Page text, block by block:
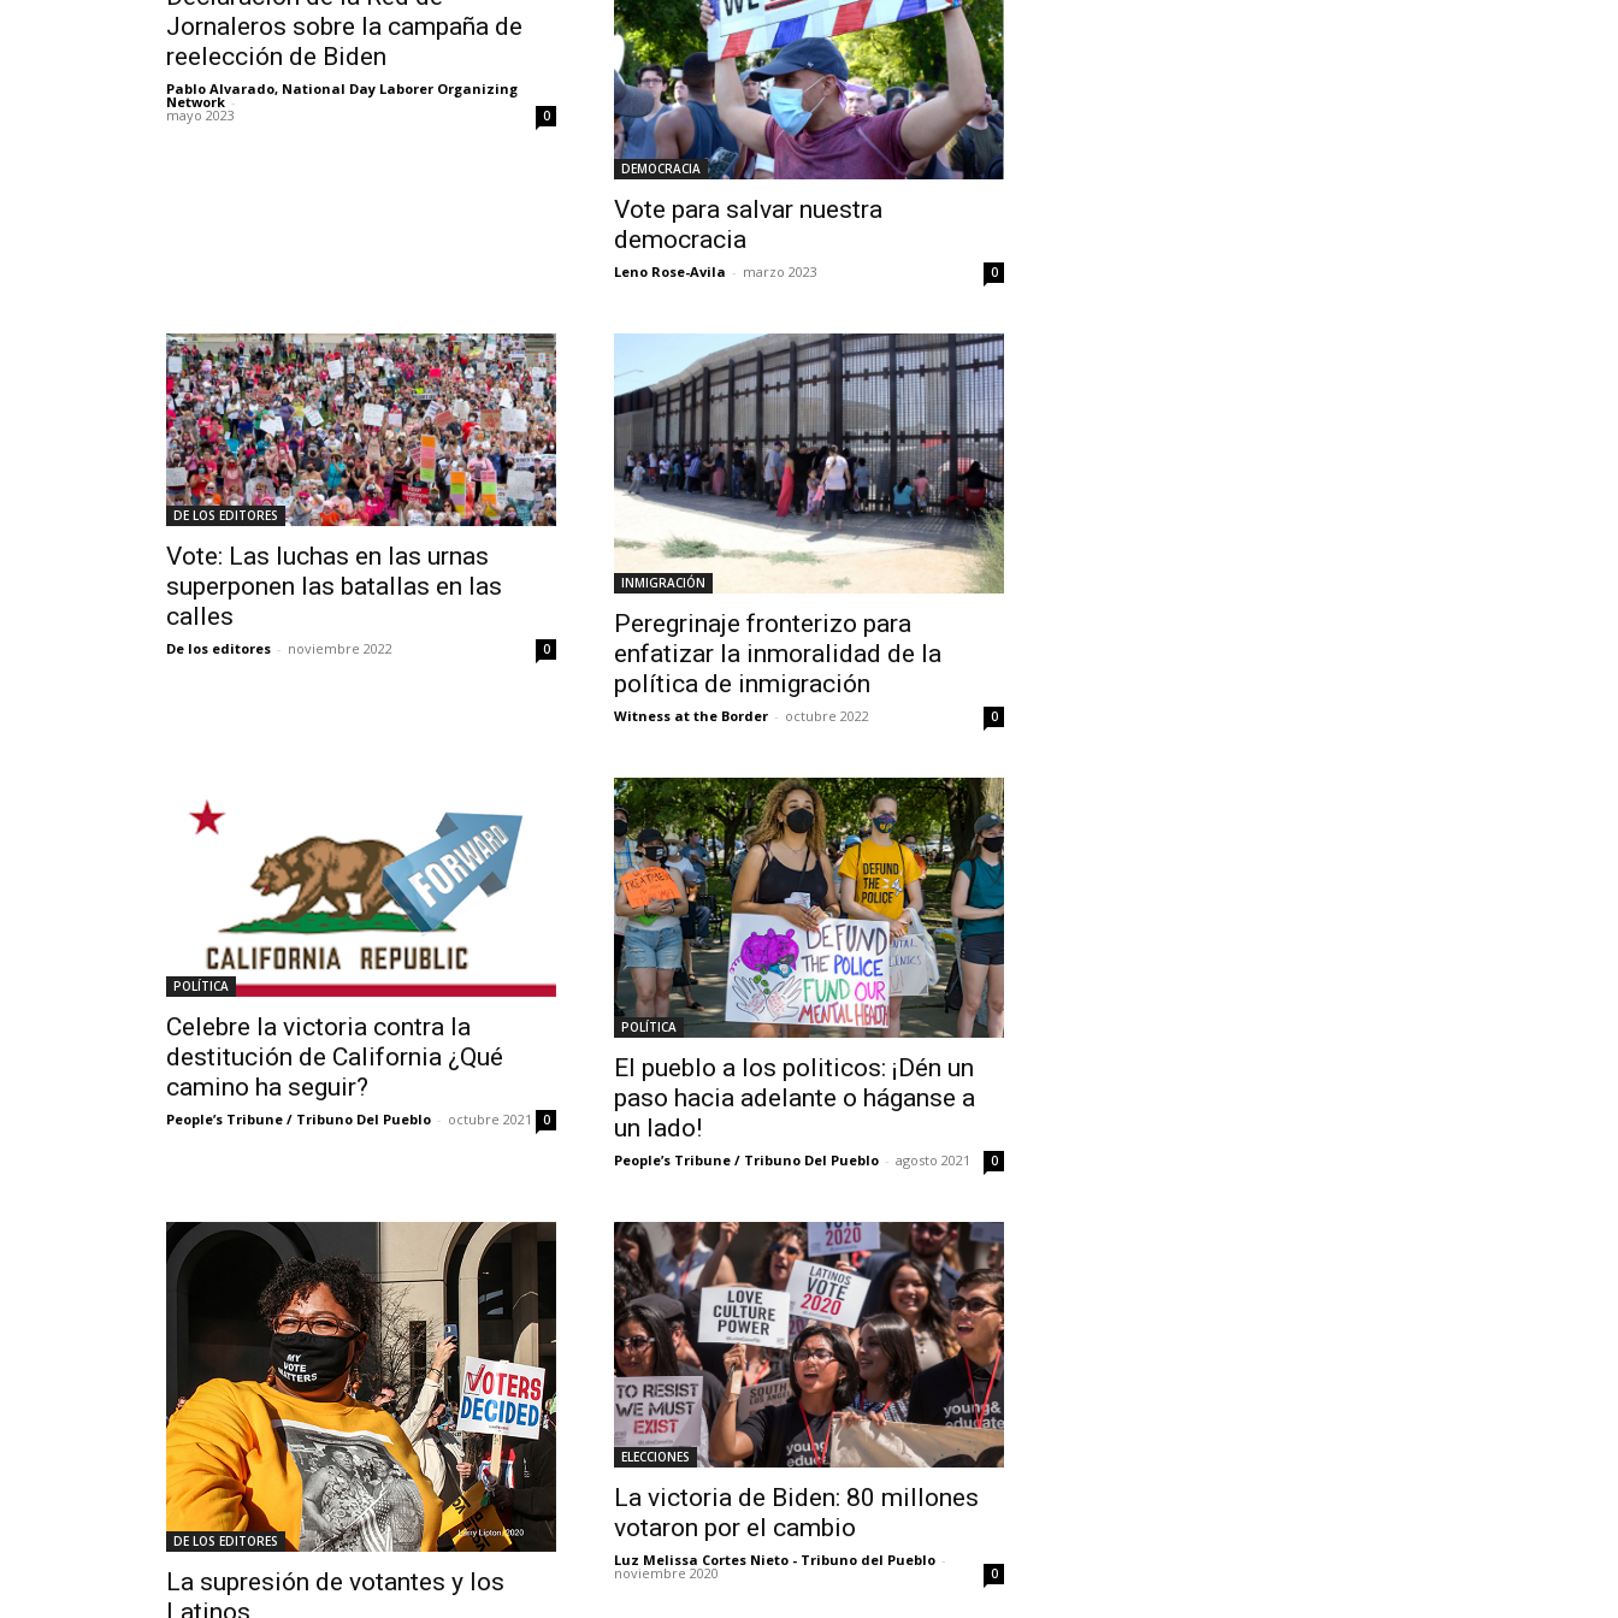
Jornaleros sobre la campaña de
reelección de Biden
Pablo Alvarado, National Day Laborer Organizing
Network -
mayo 2023 0
DEMOCRACIA
Vote para salvar nuestra
democracia
Leno Rose-Avila - marzo 2023 0
DE LOS EDITORES
Vote: Las luchas en las urnas
superponen las batallas en las
calles
De los editores - noviembre 2022 0
INMIGRACIÓN
Peregrinaje fronterizo para
enfatizar la inmoralidad de la
política de inmigración
Witness at the Border - octubre 2022 0
POLÍTICA
Celebre la victoria contra la
destitución de California ¿Qué
camino ha seguir?
People’s Tribune / Tribuno Del Pueblo - octubre 2021 0
POLÍTICA
El pueblo a los politicos: ¡Dén un
paso hacia adelante o háganse a
un lado!
People’s Tribune / Tribuno Del Pueblo - agosto 2021 0
DE LOS EDITORES
La supresión de votantes y los
ELECCIONES
La victoria de Biden: 80 millones
votaron por el cambio
Luz Melissa Cortes Nieto - Tribuno del Pueblo -
noviembre 2020 0